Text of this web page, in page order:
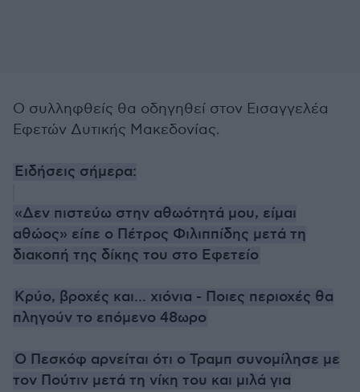
O συλληφθείς θα οδηγηθεί στον Εισαγγελέα
Εφετών Δυτικής Μακεδονίας.
Ειδήσεις σήμερα:
«Δεν πιστεύω στην αθωότητά μου, είμαι
αθώος» είπε ο Πέτρος Φιλιππίδης μετά τη
διακοπή της δίκης του στο Εφετείο
Κρύο, βροχές και... χιόνια - Ποιες περιοχές θα
πληγούν το επόμενο 48ωρο
Ο Πεσκόφ αρνείται ότι ο Τραμπ συνομίλησε με
τον Πούτιν μετά τη νίκη του και μιλά για